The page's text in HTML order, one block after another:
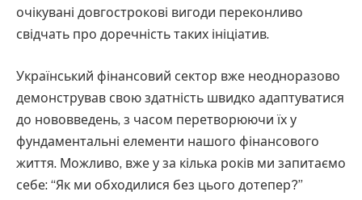
очікувані довгострокові вигоди переконливо
свідчать про доречність таких ініціатив.
Український фінансовий сектор вже неодноразово
демонстрував свою здатність швидко адаптуватися
до нововведень, з часом перетворюючи їх у
фундаментальні елементи нашого фінансового
життя. Можливо, вже у за кілька років ми запитаємо
себе: “Як ми обходилися без цього дотепер?”